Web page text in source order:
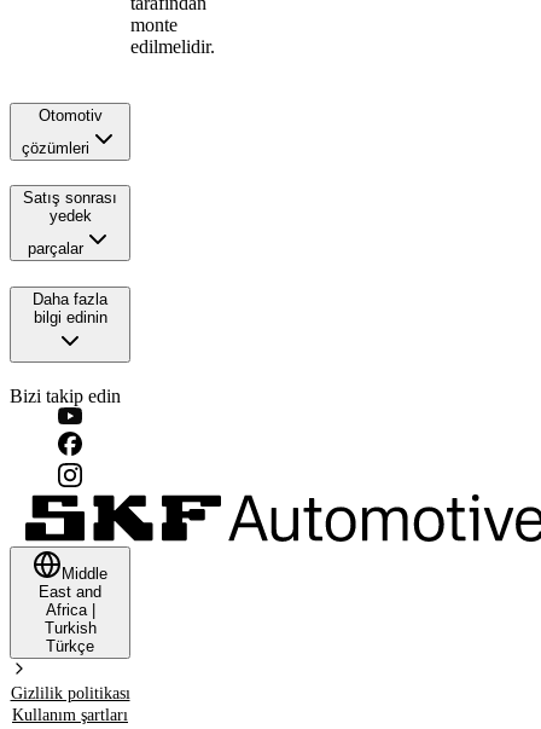
monte
edilmelidir.
Otomotiv
çözümleri
Satış sonrası
yedek
parçalar
Daha fazla
bilgi edinin
Bizi takip edin
Middle
East and
Africa|
Turkish
Türkçe
Gizlilik politikası
Kullanım şartları